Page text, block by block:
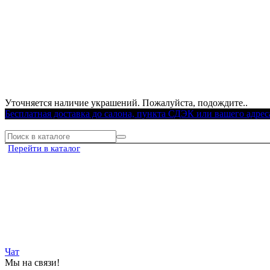
Уточняется наличие украшений. Пожалуйста, подождите..
Бесплатная доставка до салона, пункта СДЭК или вашего
Перейти в каталог
Чат
Мы на связи!